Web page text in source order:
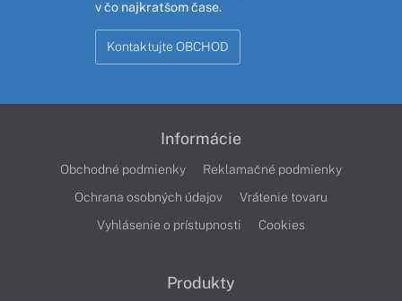
v čo najkratšom čase.
Kontaktujte OBCHOD
Informácie
Obchodné podmienky
Reklamačné podmienky
Ochrana osobných údajov
Vrátenie tovaru
Vyhlásenie o prístupnosti
Cookies
Produkty